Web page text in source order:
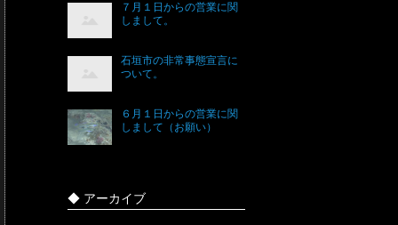
７月１日からの営業に関
しまして。
石垣市の非常事態宣言に
ついて。
６月１日からの営業に関
しまして（お願い）
◆ アーカイブ